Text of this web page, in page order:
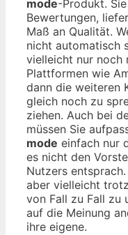
mode-Produkt.
Bewertungen,
Maß an Qualität.
nicht automatisch
vielleicht nur noch
Plattformen wie
dann die weiteren
gleich noch zu
ziehen. Auch bei
müssen Sie
mode einfach nur
es nicht den
Nutzers
aber vielleicht
von Fall zu Fall zu
auf die Meinung
ihre eigene.